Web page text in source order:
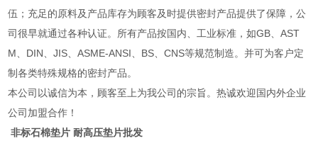
伍；充足的原料及产品库存为顾客及时提供密封产品提供了保障，公
司很早就通过各种认证。所有产品按国内、工业标准，如GB、AST
M、DIN、JIS、ASME-ANSI、BS、CNS等规范制造。并可为客户定
制各类特殊规格的密封产品。
本公司以诚信为本，顾客至上为我公司的宗旨。热诚欢迎国内外企业
公司加盟合作！
非标石棉垫片 耐高压垫片批发